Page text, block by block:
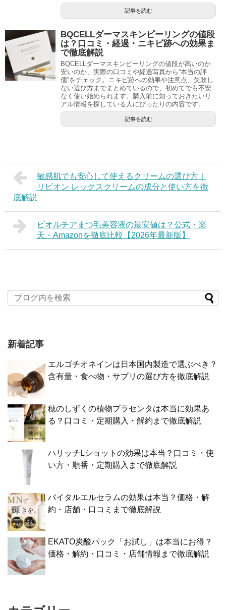
記事を読む
BQCELLダーマスキンピーリングの値段
は？口コミ・経過・ニキビ跡への効果ま
で徹底解説
BQCELLダーマスキンピーリングの値段が高いのか
安いのか、実際の口コミや経過写真から“本当の評
価”をチェック。ニキビ跡への効果や注意点、失敗し
ない選び方までまとめているので、初めてでも不安
なく使い始められます。購入前に知っておきたいリ
アル情報を探している人にぴったりの内容です。
記事を読む
敏感肌でも安心して使えるクリームの選び方｜
リビオン レックスクリームの成分と使い方を徹
底解説
ビオルチアまつ毛美容液の最安値は？公式・楽
天・Amazonを徹底比較【2026年最新版】
新着記事
エルゴチオネインは日本国内製造で選ぶべき？
含有量・食べ物・サプリの選び方を徹底解説
穂のしずくの植物プラセンタは本当に効果あ
る？口コミ・定期購入・解約まで徹底解説
ハリッチLショットの効果は本当？口コミ・使
い方・順番・定期購入まで徹底解説
バイタルエルセラムの効果は本当？価格・解
約・店舗・口コミまで徹底解説
EKATO炭酸パック「お試し」は本当にお得？
価格・解約・口コミ・店舗情報まで徹底解説